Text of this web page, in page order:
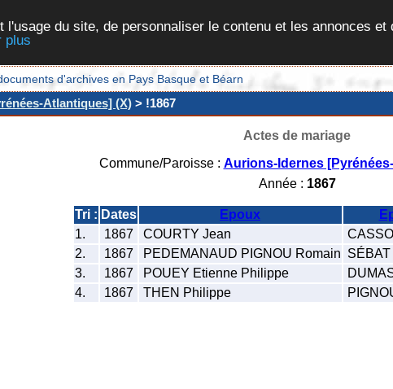
du site, de personnaliser le contenu et les annonces
plus
d'archives en Pays Basque et Béarn
Atlantiques] (X) > !1867
Actes de mariage
Commune/Paroisse : Aurions-Idernes
Année : 1867
Tri : Dates Epoux
1.
1867 COURTY Jean
2.
1867 PEDEMANAUD PIGNOU Romain
3.
1867 POUEY Etienne Philippe
4.
1867 THEN Philippe